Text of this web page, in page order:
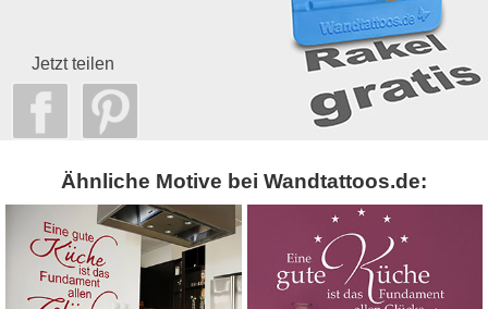
Jetzt teilen
Ähnliche Motive bei Wandtattoos.de: